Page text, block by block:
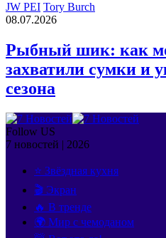
JW PEI Tory Burch
08.07.2026
Рыбный шик: как
захватили сумки и
сезона
Follow US
7 новостей | 2026
⭐ Звёздная кухня
🎬 Экран
🔥 В тренде
🌍 Мир с чемоданом